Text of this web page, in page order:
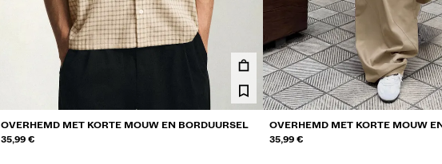
OVERHEMD MET KORTE MOUW EN BORDUURSEL
35,99 €
OVERHEMD MET KORTE MOUW
35,99 €